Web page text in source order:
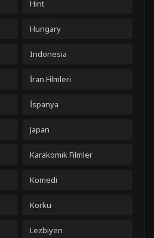
Hint
Hungary
Indonesia
İran Filmleri
İspanya
Japan
Karakomik Filmler
Komedi
Korku
Lezbiyen